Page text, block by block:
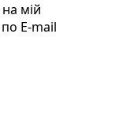
мій
E-mail